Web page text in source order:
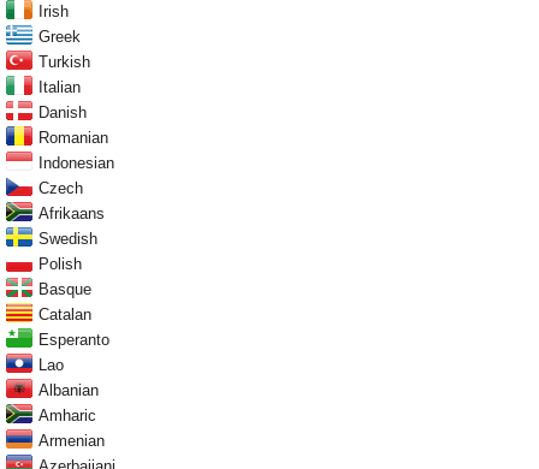
Irish
Greek
Turkish
Italian
Danish
Romanian
Indonesian
Czech
Afrikaans
Swedish
Polish
Basque
Catalan
Esperanto
Lao
Albanian
Amharic
Armenian